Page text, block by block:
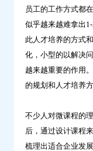
员工的工作方式都
似乎越来越难拿出
此人才培养的方式
化，小型的以解决
越来越重要的作用
的规划和人才培养
不少人对微课程的
后，通过设计课程
梳理出适合企业发